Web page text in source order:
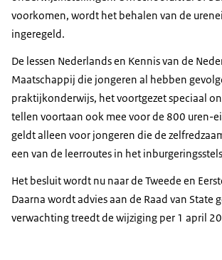
voorkomen, wordt het behalen van de
ingeregeld.
De lessen Nederlands en Kennis van de
Maatschappij die jongeren al hebben
praktijkonderwijs, het voortgezet speciaal
tellen voortaan ook mee voor de 800 uren-
geldt alleen voor jongeren die de
een van de leerroutes in het
Het besluit wordt nu naar de Tweede en
Daarna wordt advies aan de Raad van State
verwachting treedt de wijziging per 1 april